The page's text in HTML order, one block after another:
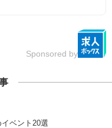
Sponsored by
ベント20選